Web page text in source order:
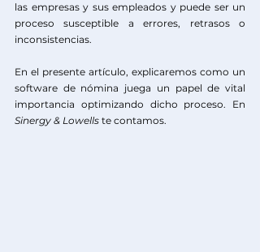
las empresas y sus empleados y puede ser un
proceso susceptible a errores, retrasos o
inconsistencias.
En el presente artículo, explicaremos como un
software de nómina juega un papel de vital
Sinergy & Lowells te contamos.